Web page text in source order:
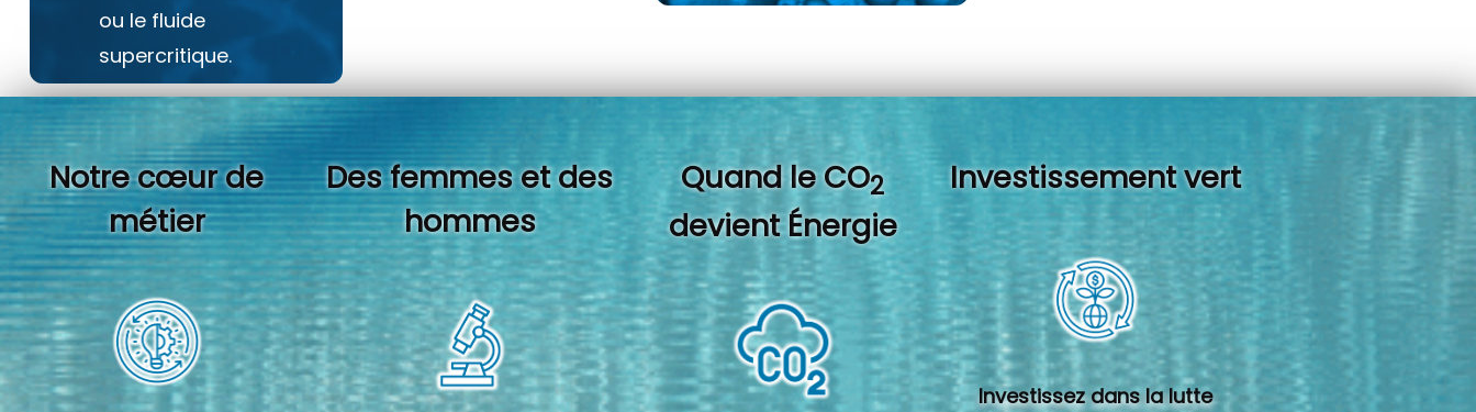
ou le fluide
supercritique.
Notre cœur de
métier
Des femmes et des
hommes
Quand le CO2
devient Énergie
Investissement vert
Investissez dans la lutte